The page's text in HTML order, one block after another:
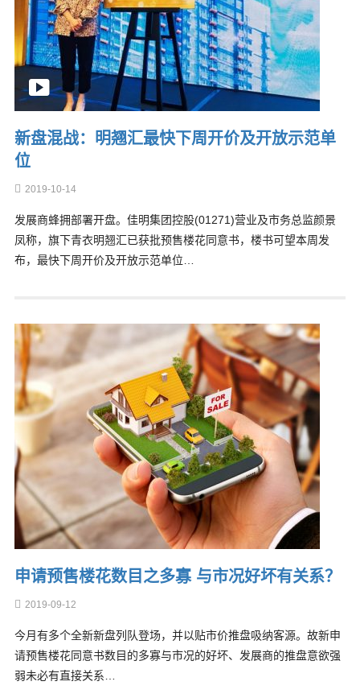
新盘混战：明翘汇最快下周开价及开放示范单
位
2019-10-14
发展商蜂拥部署开盘。佳明集团控股(01271)营业及市务总监颜景
凤称，旗下青衣明翘汇已获批预售楼花同意书，楼书可望本周发
布，最快下周开价及开放示范单位…
申请预售楼花数目之多寡 与市况好坏有关系？
2019-09-12
今月有多个全新新盘列队登场，并以贴市价推盘吸纳客源。故新申
请预售楼花同意书数目的多寡与市况的好坏、发展商的推盘意欲强
弱未必有直接关系…